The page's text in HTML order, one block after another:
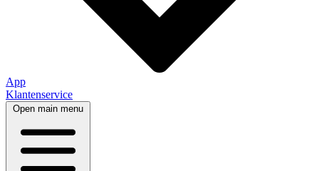
App
Klantenservice
Open main menu